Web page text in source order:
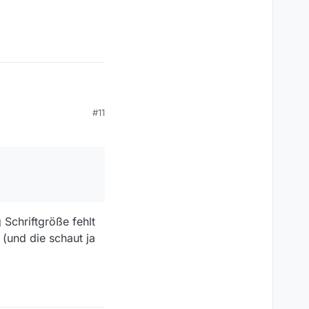
#11
Schriftgröße fehlt
die schaut ja